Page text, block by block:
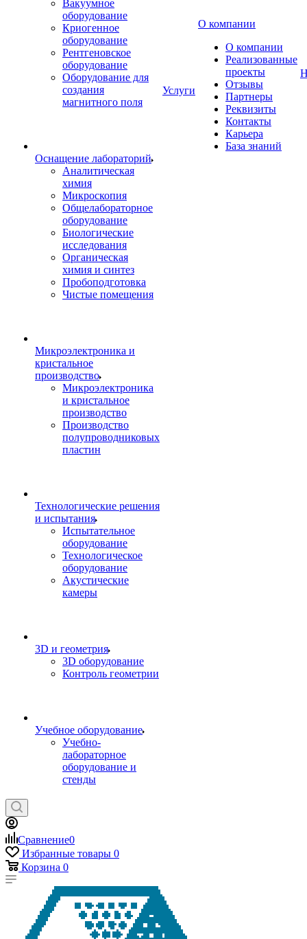
Вакуумное
оборудование
Криогенное
оборудование
Рентгеновское
оборудование
Оборудование для
создания
магнитного поля
Оснащение лабораторий
Аналитическая
химия
Микроскопия
Общелабораторное
оборудование
Биологические
исследования
Органическая
химия и синтез
Пробоподготовка
Чистые помещения
Микроэлектроника и
кристальное
производство
Микроэлектроника
и кристальное
производство
Производство
полупроводниковых
пластин
Технологические решения
и испытания
Испытательное
оборудование
Технологическое
оборудование
Акустические
камеры
3D и геометрия
3D оборудование
Контроль геометрии
Учебное оборудование
Учебно-
лабораторное
оборудование и
стенды
Услуги
О компании
О компании
Реализованные
проекты
Отзывы
Партнеры
Реквизиты
Контакты
Карьера
База знаний
Сравнение0
Избранные товары 0
Корзина 0